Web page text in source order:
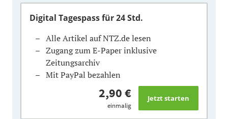
Digital Tagespassfür 24 Std.
Alle Artikel auf NTZ.de lesen
Zugang zum E-Paper inklusive
Zeitungsarchiv
Mit PayPal bezahlen
2,90 €
einmalig